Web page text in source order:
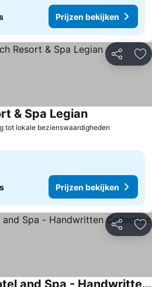
Prijzen bekijken
Delen
tot lokale bezienswaardigheden
& Spa Legian
Prijzen bekijken
Delen
Nusa Dua Beach Hotel and Spa - Handwritten Collection